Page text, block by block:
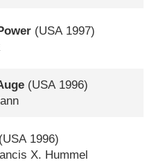
(USA 1997)
(USA 1996)
USA1996)
X. Hummel